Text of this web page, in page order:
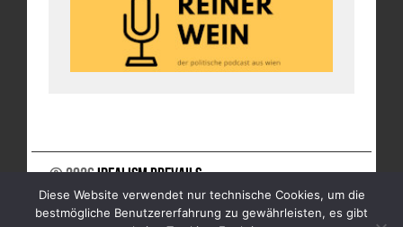
© 2026Idealism Prevails
UNTERSTÜTZE UNS
NEWSLETTER
IMPRESSUM
Diese Website verwendet nur technische Cookies, um die
bestmögliche Benutzererfahrung zu gewährleisten, es gibt